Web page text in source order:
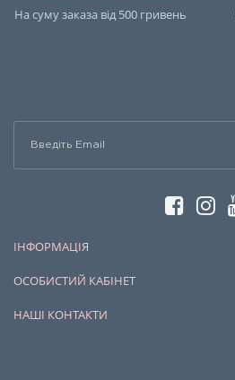
На суму заказа від 500 гривень
ІНФОРМАЦІЯ
ОСОБИСТИЙ КАБІНЕТ
НАШІ КОНТАКТИ